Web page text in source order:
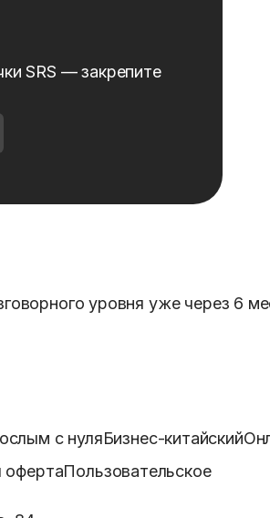
SRS — закрепите
уровня уже через 6
с нуляБизнес-китайский
офертаПользовательское